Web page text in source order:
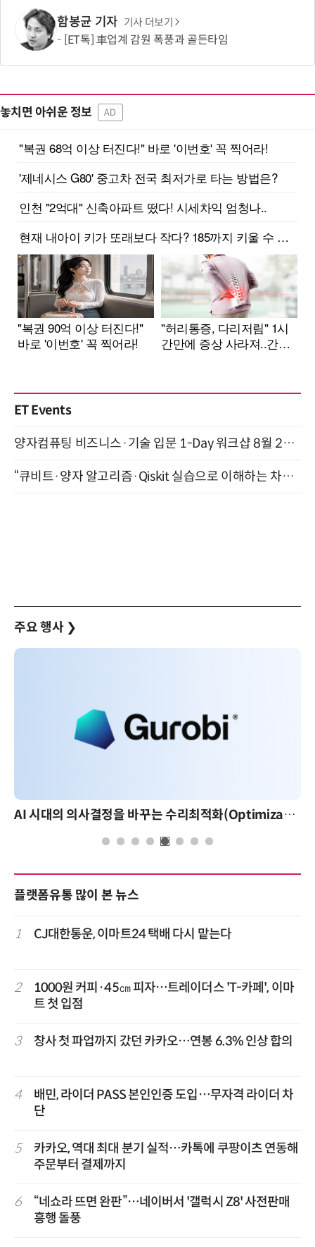
함봉균 기자 기사 더보기
[ET톡] 車업계 감원 폭풍과 골든타임
놓치면 아쉬운 정보 AD
ET Events
양자컴퓨팅 비즈니스·기술 입문 1-Day 워크샵 8월 28일 개최
“큐비트·양자 알고리즘·Qiskit 실습으로 이해하는 차세대 컴퓨팅” (8/28)
주요 행사 ❯
AI 시대의 의사결정을 바꾸는 수리최적화(Optimization): 실제 산업 적용 사례와 활용 전략
플랫폼유통 많이 본 뉴스
1 CJ대한통운, 이마트24 택배 다시 맡는다
2
1000원 커피·45㎝ 피자…트레이더스 'T-카페', 이마
트 첫 입점
3 창사 첫 파업까지 갔던 카카오…연봉 6.3% 인상 합의
4
배민, 라이더 PASS 본인인증 도입…무자격 라이더 차
단
5
카카오, 역대 최대 분기 실적…카톡에 쿠팡이츠 연동해
주문부터 결제까지
6
“네쇼라 뜨면 완판”…네이버서 '갤럭시 Z8' 사전판매
흥행 돌풍